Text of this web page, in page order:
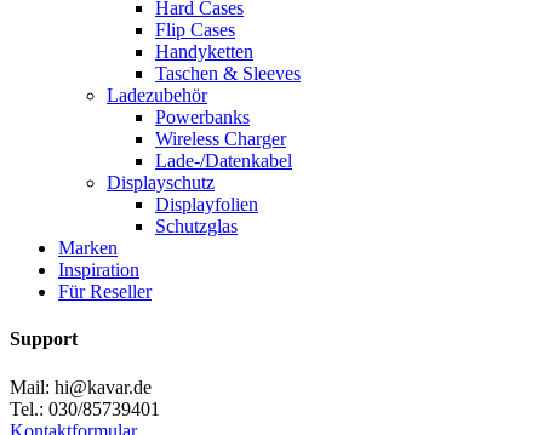
Hard Cases
Flip Cases
Handyketten
Taschen & Sleeves
Ladezubehör
Powerbanks
Wireless Charger
Lade-/Datenkabel
Displayschutz
Displayfolien
Schutzglas
Marken
Inspiration
Für Reseller
Support
Mail: hi@kavar.de
Tel.: 030/85739401
Kontaktformular